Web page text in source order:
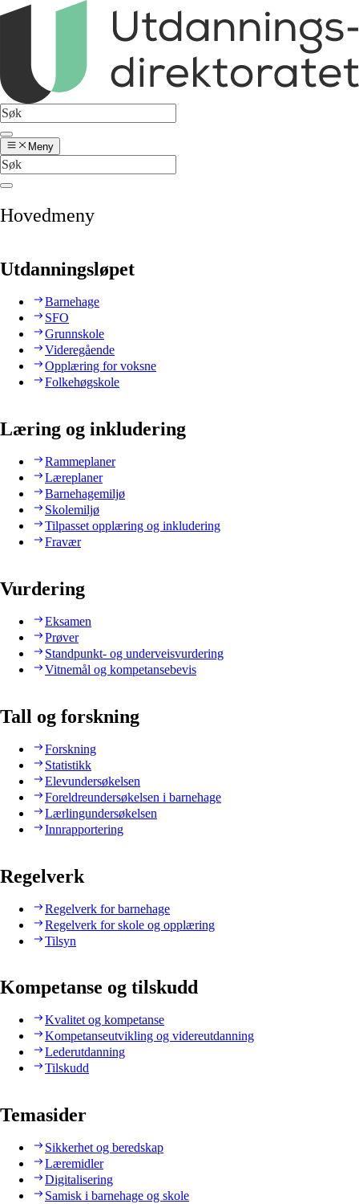
Meny
Hovedmeny
Utdanningsløpet
Barnehage
SFO
Grunnskole
Videregående
Opplæring for voksne
Folkehøgskole
Læring og inkludering
Rammeplaner
Læreplaner
Barnehagemiljø
Skolemiljø
Tilpasset opplæring og inkludering
Fravær
Vurdering
Eksamen
Prøver
Standpunkt- og underveisvurdering
Vitnemål og kompetansebevis
Tall og forskning
Forskning
Statistikk
Elevundersøkelsen
Foreldreundersøkelsen i barnehage
Lærlingundersøkelsen
Innrapportering
Regelverk
Regelverk for barnehage
Regelverk for skole og opplæring
Tilsyn
Kompetanse og tilskudd
Kvalitet og kompetanse
Kompetanseutvikling og videreutdanning
Lederutdanning
Tilskudd
Temasider
Sikkerhet og beredskap
Læremidler
Digitalisering
Samisk i barnehage og skole